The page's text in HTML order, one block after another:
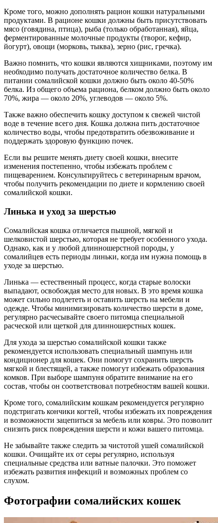
Кроме того, можно дополнять рацион кошки натуральными
продуктами. В рационе кошки должны быть присутствовать
мясо (говядина, птица), рыба (только обработанная), яйца,
ферментированные молочные продукты (творог, кефир,
йогурт), овощи (морковь, тыква), зерно (рис, гречка).
Важно помнить, что кошки являются хищниками, поэтому им
необходимо получать достаточное количество белка. В
питании сомалийской кошки должно быть около 40-50%
белка. Из общего объема рациона, белком должно быть около
70%, жира — около 20%, углеводов — около 5%.
Также важно обеспечить кошку доступом к свежей чистой
воде в течение всего дня. Кошка должна пить достаточное
количество воды, чтобы предотвратить обезвоживание и
поддержать здоровую функцию почек.
Если вы решите менять диету своей кошки, внесите
изменения постепенно, чтобы избежать проблем с
пищеварением. Консультируйтесь с ветеринарным врачом,
чтобы получить рекомендации по диете и кормлению своей
сомалийской кошки.
Линька и уход за шерстью
Сомалийская кошка отличается пышной, мягкой и
шелковистой шерстью, которая не требует особенного ухода.
Однако, как и у любой длинношерстной породы, у
сомалийцев есть периоды линьки, когда им нужна помощь в
уходе за шерстью.
Линька — естественный процесс, когда старые волоски
выпадают, освобождая место для новых. В это время кошка
может сильно подлететь и оставить шерсть на мебели и
одежде. Чтобы минимизировать количество шерсти в доме,
регулярно расчесывайте своего питомца специальной
расческой или щеткой для длинношерстных кошек.
Для ухода за шерстью сомалийской кошки также
рекомендуется использовать специальный шампунь или
кондиционер для кошек. Они помогут сохранить шерсть
мягкой и блестящей, а также помогут избежать образования
комков. При выборе шампуня обратите внимание на его
состав, чтобы он соответствовал потребностям вашей кошки.
Кроме того, сомалийским кошкам рекомендуется регулярно
подстригать кончики когтей, чтобы избежать их повреждения
и возможности зацепиться за мебель или ковры. Это позволит
снизить риск повреждения шерсти и кожи вашего питомца.
Не забывайте также следить за чистотой ушей сомалийской
кошки. Очищайте их от серы регулярно, используя
специальные средства или ватные палочки. Это поможет
избежать развития инфекций и возможных проблем со
слухом.
Фотографии сомалийских кошек